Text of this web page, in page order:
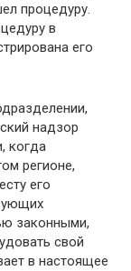
процедуру.
в
его
надзор
когда
регионе,
его
законными,
свой
в настоящее